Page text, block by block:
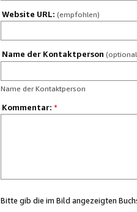
Website URL: (empfohlen)
Name der Kontaktperson
Name der Kontaktperson
Kommentar: *
Bitte gib die im Bild angezeigten